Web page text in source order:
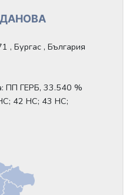
, Бургас , България
ПП ГЕРБ, 33.540 %
42 НС; 43 НС;